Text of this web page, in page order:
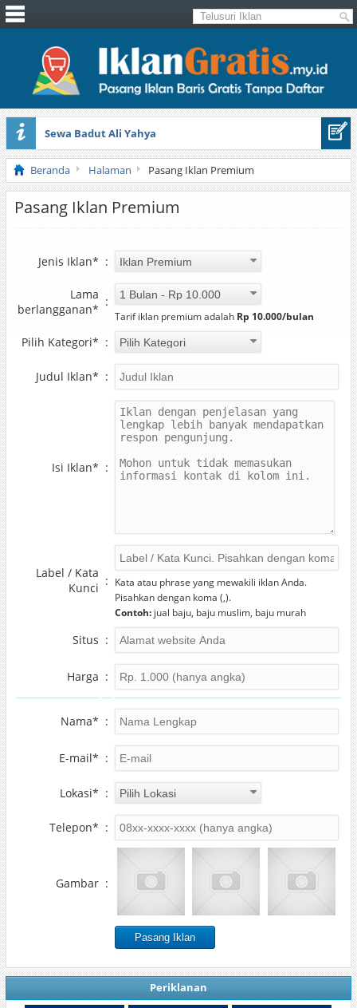
Sewa Badut Ali Yahya
Honda Brio 1.3 E AT CBU 2012 Putih
Beranda Halaman Pasang Iklan Premium
Pasang Iklan Premium
Jenis Iklan* :
Lama
berlangganan*
:
Tarif iklan premium adalah Rp 10.000/bulan
Pilih Kategori* :
Judul Iklan* :
Isi Iklan* :
Label / Kata
Kunci :
Kata atau phrase yang mewakili iklan Anda.
Pisahkan dengan koma (,).
Contoh:jual baju, baju muslim, baju murah
Situs :
Harga :
Nama* :
E-mail* :
Lokasi* :
Telepon* :
Gambar :
Periklanan